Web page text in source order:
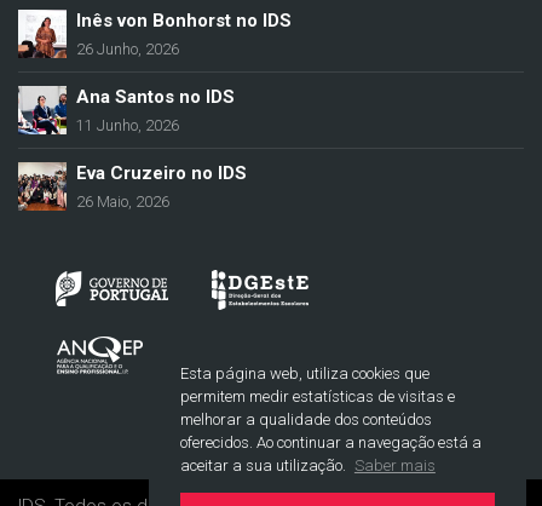
Esta página web, utiliza cookies que
permitem medir estatísticas de visitas e
melhorar a qualidade dos conteúdos
oferecidos. Ao continuar a navegação está a
aceitar a sua utilização.
Saber mais
Inês von Bonhorst no IDS
26 Junho, 2026
Ana Santos no IDS
11 Junho, 2026
Eva Cruzeiro no IDS
26 Maio, 2026